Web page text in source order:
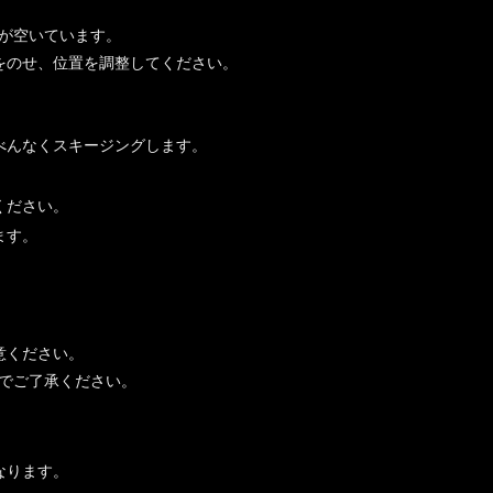
いています。
せ、位置を調整してください。
なくスキージングします。
さい。
。
ださい。
了承ください。
ます。